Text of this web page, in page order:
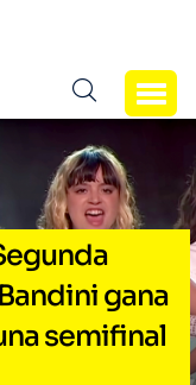
gana
semifinal